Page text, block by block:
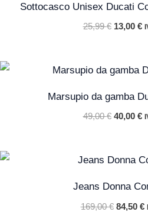
Sottocasco Unisex Ducati
25,99€
era:
25,99 €.
13,00 €
Marsupio da gamba
49,00€
Il
prezzo
era:
49,00 €.
40,00 €
Il
Jeans Donna
169,00€
Il
era:
169,00 €.
84,50 €
Il